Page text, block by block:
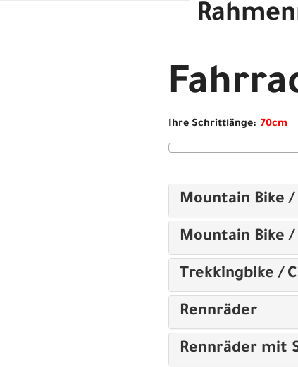
Ihre Schrittlänge:
Mountain Bike
Mountain Bike /
Trekkingbike /
Rennräder
Rennräder mit